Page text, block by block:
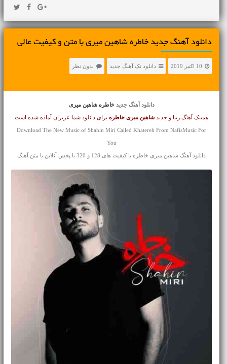
دانلود آهنگ جديد خاطره شاهین میری با متن و کیفیت عالی
10 اکتبر 2019 دانلود تک آهنگ جدید بدون نظر
دانلود آهنگ جدید خاطره شاهین میری
همینک آهنگ زیبا و جدید شاهین میری خاطرهبرای دانلود شما عزیزان آماده شده است
Download The New Music of Shahin Miri Called Khatereh From NafisMusic For
You
دانلود آهنگ شاهین میری خاطره با کیفیت های 128 و 320 با پخش آنلاین با متن آهنگ